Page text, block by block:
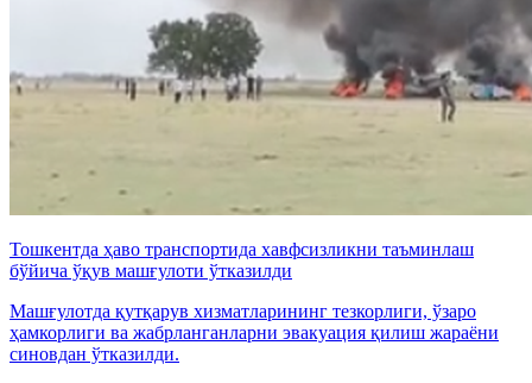
Тошкентда ҳаво транспортида хавфсизликни таъминлаш
бўйича ўқув машғулоти ўтказилди
Машғулотда қутқарув хизматларининг тезкорлиги, ўзаро
ҳамкорлиги ва жабрланганларни эвакуация қилиш жараёни
синовдан ўтказилди.